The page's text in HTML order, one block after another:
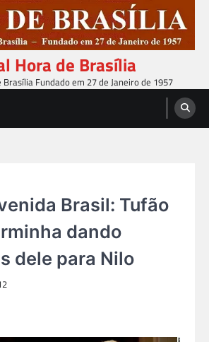
Hora de Brasília
Fundado em 27 de Janeiro de 1957
Brasil: Tufão
dando
dele para Nilo